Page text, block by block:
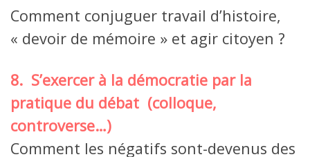
Comment conjuguer travail d’histoire,
« devoir de mémoire » et agir citoyen ?
8. S’exercer à la démocratie par la
pratique du débat (colloque,
controverse…)
Comment les négatifs sont-devenus des